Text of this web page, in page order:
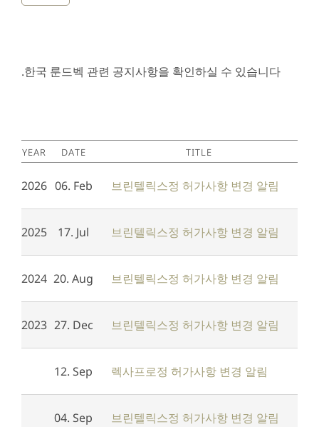
.한국 룬드벡 관련 공지사항을 확인하실 수 있습니다
Year Date Title
2026 06. Feb 브린텔릭스정 허가사항 변경 알림
2025 17. Jul 브린텔릭스정 허가사항 변경 알림
2024 20. Aug 브린텔릭스정 허가사항 변경 알림
2023 27. Dec 브린텔릭스정 허가사항 변경 알림
12. Sep 렉사프로정 허가사항 변경 알림
04. Sep 브린텔릭스정 허가사항 변경 알림